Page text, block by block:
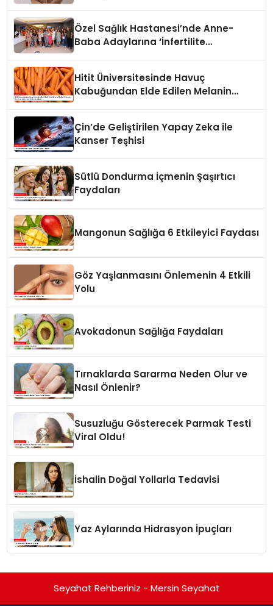
Özel Sağlık Hastanesi’nde Anne-
Baba Adaylarına ‘İnfertilite
Hitit Üniversitesinde Havuç
Kabuğundan Elde Edilen Melanin
Çin’de Geliştirilen Yapay Zeka ile
Kanser Teşhisi
Sütlü Dondurma İçmenin Şaşırtıcı
Faydaları
Mangonun Sağlığa 6 Etkileyici Faydası
Göz Yaşlanmasını Önlemenin 4 Etkili
Yolu
Avokadonun Sağlığa Faydaları
Tırnaklarda Sararma Neden Olur ve
Nasıl Önlenir?
Susuzluğu Gösterecek Parmak Testi
Viral Oldu!
İshalin Doğal Yollarla Tedavisi
Yaz Aylarında Hidrasyon İpuçları
Seyahat Rehberiniz - Mersin Seyahat